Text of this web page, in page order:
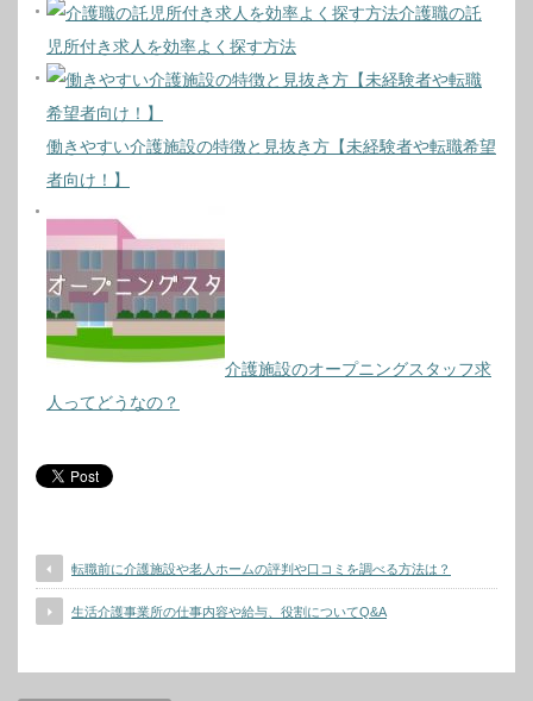
介護職の託
児所付き求人を効率よく探す方法
働きやすい介護施設の特徴と見抜き方【未経験者や転職希望
者向け！】
介護施設のオープニングスタッフ求
人ってどうなの？
転職前に介護施設や老人ホームの評判や口コミを調べる方法は？
生活介護事業所の仕事内容や給与、役割についてQ&A